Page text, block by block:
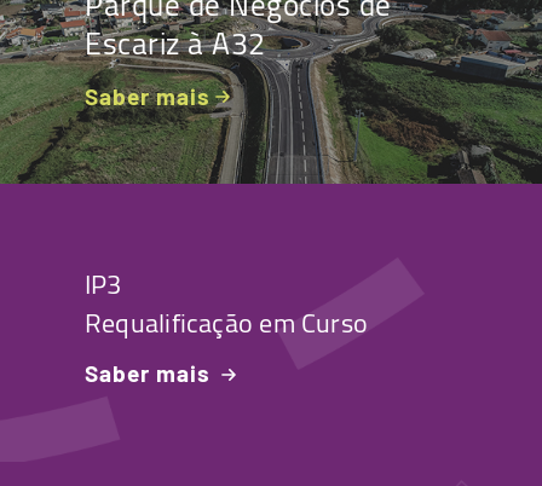
Escariz à A32
Saber mais
IP3
Requalificação em Curso
Saber mais